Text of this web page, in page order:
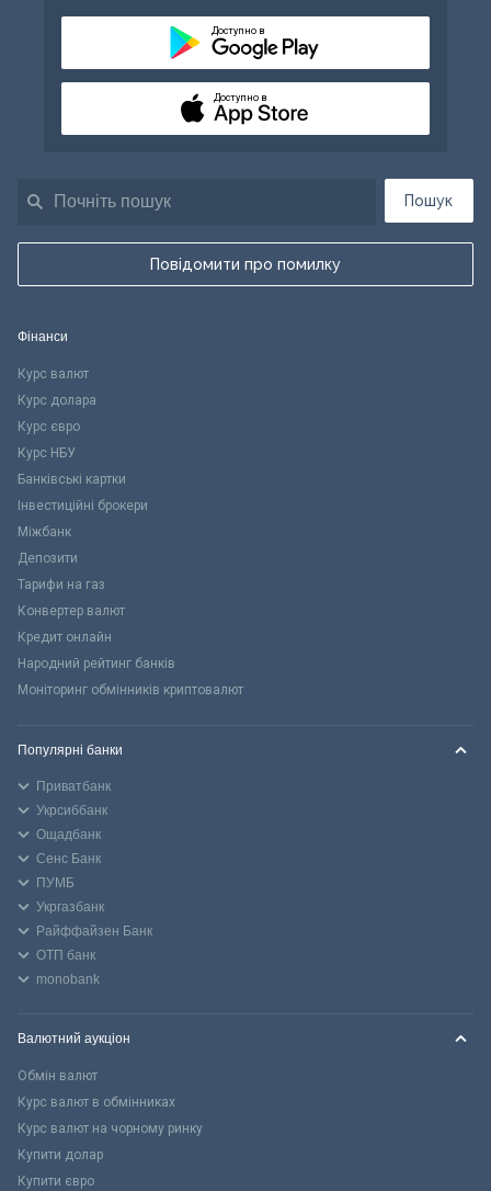
Пошук
Повідомити про помилку
Доступно в
Доступно в
Фінанси
Курс валют
Курс долара
Курс євро
Курс НБУ
Банківські картки
Інвестиційні брокери
Міжбанк
Депозити
Тарифи на газ
Конвертер валют
Кредит онлайн
Народний рейтинг банків
Моніторинг обмінників криптовалют
Популярні банки
Приватбанк
Укрсиббанк
Ощадбанк
Сенс Банк
ПУМБ
Укргазбанк
Райффайзен Банк
ОТП банк
monobank
Валютний аукціон
Обмін валют
Курс валют в обмінниках
Курс валют на чорному ринку
Купити долар
Купити євро